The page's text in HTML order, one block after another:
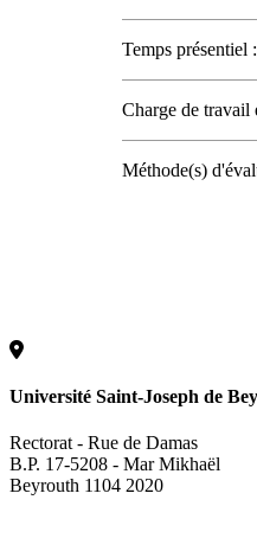
Temps présentiel
Charge de travail
Méthode(s)
Université Saint-Joseph de
Rectorat - Rue de Damas
B.P. 17-5208 - Mar Mikhaël
Beyrouth 1104 2020